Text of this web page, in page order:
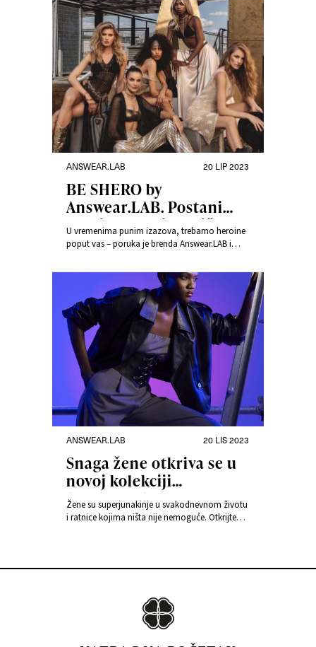
ANSWEAR.LAB 20 LIP 2023
BE SHERO by
Answear.LAB. Postani
heroina vlastite priče.
U vremenima punim izazova, trebamo heroine
poput vas – poruka je brenda Answear.LAB i
uključuje dizajn kao rezultat suradnje s
umjetnicom-ilustratoricom Magdalenom
Pankiewicz, a u istoj ne manjka ni elemenata
inspiriranih ženskim heroinama koje smo
upoznali kroz povijest.
ANSWEAR.LAB 20 LIS 2023
Snaga žene otkriva se u
novoj kolekciji
Answear.LAB
Žene su superjunakinje u svakodnevnom životu
i ratnice kojima ništa nije nemoguće. Otkrijte
samopouzdanja i jedinstvenog stila.